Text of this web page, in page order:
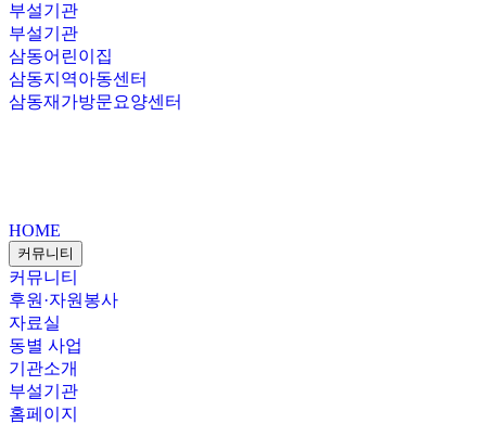
부설기관
부설기관
삼동어린이집
삼동지역아동센터
삼동재가방문요양센터
HOME
커뮤니티
커뮤니티
후원·자원봉사
자료실
동별 사업
기관소개
부설기관
홈페이지